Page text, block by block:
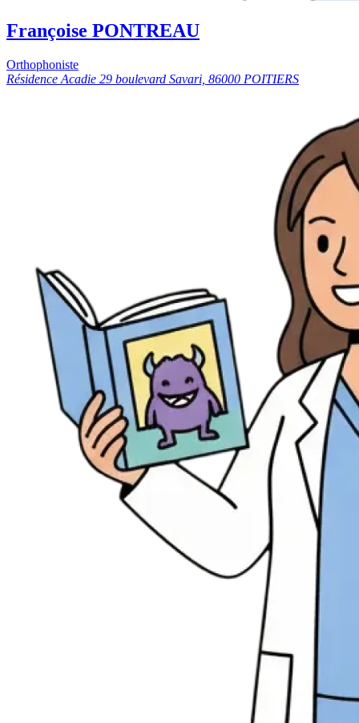
Françoise PONTREAU
Orthophoniste
Résidence Acadie 29 boulevard Savari, 86000 POITIERS